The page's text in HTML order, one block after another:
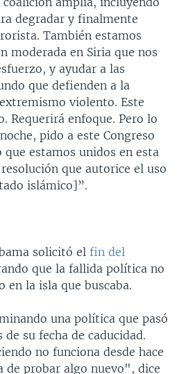
degradar y finalmente
También estamos
moderada en Siria que nos
y ayudar a las
que defienden a la
violento. Este
Requerirá enfoque. Pero lo
pido a este Congreso
estamos unidos en esta
que autorice el uso
islámico]”.
solicitó el fin del
que la fallida política no
la isla que buscaba.
una política que pasó
su fecha de caducidad.
no funciona desde hace
de probar algo nuevo", dice